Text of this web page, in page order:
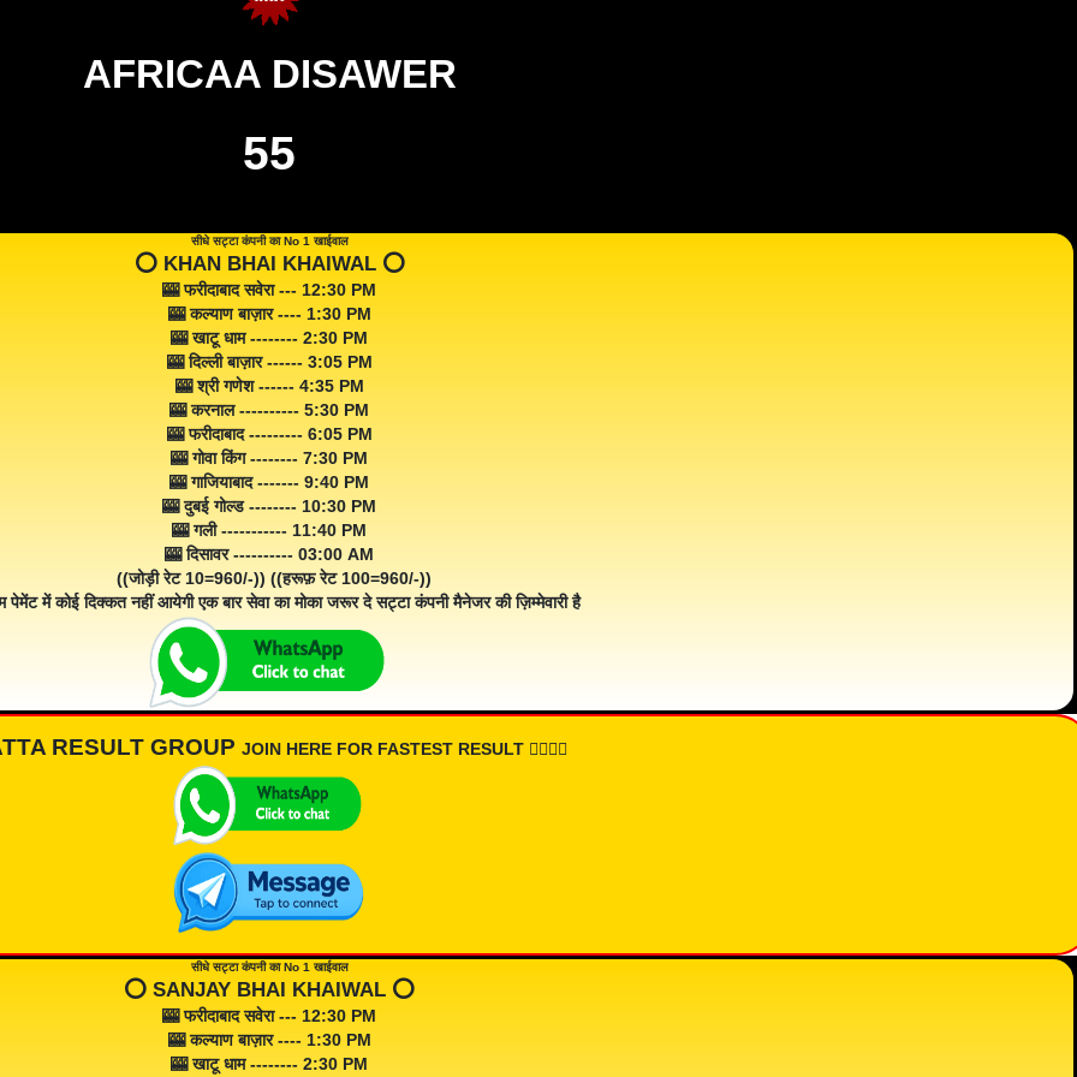
AFRICAA DISAWER
55
सीधे सट्टा कंपनी का No 1 खाईवाल
⭕️ KHAN BHAI KHAIWAL ⭕️
🎰 फरीदाबाद सवेरा --- 12:30 PM
🎰 कल्याण बाज़ार ---- 1:30 PM
🎰 खाटू धाम -------- 2:30 PM
🎰 दिल्ली बाज़ार ------ 3:05 PM
🎰 श्री गणेश ------ 4:35 PM
🎰 करनाल ---------- 5:30 PM
🎰 फरीदाबाद --------- 6:05 PM
🎰 गोवा किंग -------- 7:30 PM
🎰 गाजियाबाद ------- 9:40 PM
🎰 दुबई गोल्ड -------- 10:30 PM
🎰 गली ----------- 11:40 PM
🎰 दिसावर ---------- 03:00 AM
((जोड़ी रेट 10=960/-)) ((हरूफ़ रेट 100=960/-))
पेमेंट में कोई दिक्कत नहीं आयेगी एक बार सेवा का मोका जरूर दे सट्टा कंपनी मैनेजर की ज़िम्मेवारी है
RESULT GROUP JOIN HERE FOR FASTEST RESULT 👇🏾👇🏾
सीधे सट्टा कंपनी का No 1 खाईवाल
⭕️ SANJAY BHAI KHAIWAL ⭕️
🎰 फरीदाबाद सवेरा --- 12:30 PM
🎰 कल्याण बाज़ार ---- 1:30 PM
🎰 खाटू धाम -------- 2:30 PM